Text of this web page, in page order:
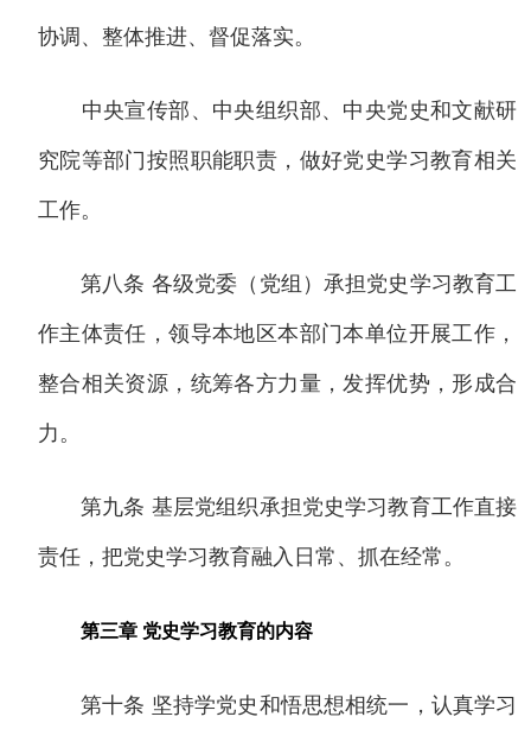
协调、整体推进、督促落实。
中央宣传部、中央组织部、中央党史和文献研
究院等部门按照职能职责，做好党史学习教育相关
工作。
第八条 各级党委（党组）承担党史学习教育工
作主体责任，领导本地区本部门本单位开展工作，
整合相关资源，统筹各方力量，发挥优势，形成合
力。
第九条 基层党组织承担党史学习教育工作直接
责任，把党史学习教育融入日常、抓在经常。
第三章 党史学习教育的内容
第十条 坚持学党史和悟思想相统一，认真学习